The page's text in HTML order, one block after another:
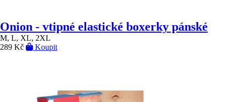
Onion - vtipné elastické boxerky pánské
M, L, XL, 2XL
289 Kč
Koupit